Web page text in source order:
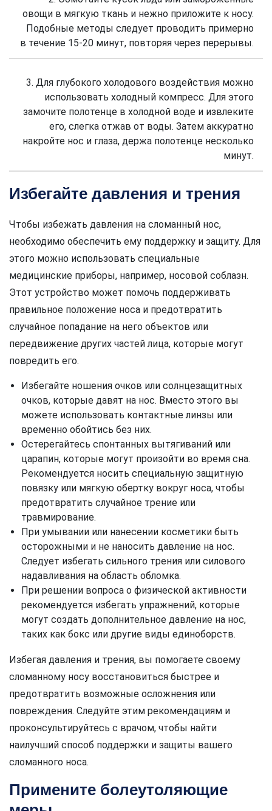
овощи в мягкую ткань и нежно приложите к носу.
Подобные методы следует проводить примерно
в течение 15-20 минут, повторяя через перерывы.
3. Для глубокого холодового воздействия можно
использовать холодный компресс. Для этого
замочите полотенце в холодной воде и извлеките
его, слегка отжав от воды. Затем аккуратно
накройте нос и глаза, держа полотенце несколько
минут.
Избегайте давления и трения
Чтобы избежать давления на сломанный нос,
необходимо обеспечить ему поддержку и защиту. Для
этого можно использовать специальные
медицинские приборы, например, носовой соблазн.
Этот устройство может помочь поддерживать
правильное положение носа и предотвратить
случайное попадание на него объектов или
передвижение других частей лица, которые могут
повредить его.
Избегайте ношения очков или солнцезащитных
очков, которые давят на нос. Вместо этого вы
можете использовать контактные линзы или
временно обойтись без них.
Остерегайтесь спонтанных вытягиваний или
царапин, которые могут произойти во время сна.
Рекомендуется носить специальную защитную
повязку или мягкую обертку вокруг носа, чтобы
предотвратить случайное трение или
травмирование.
При умывании или нанесении косметики быть
осторожными и не наносить давление на нос.
Следует избегать сильного трения или силового
надавливания на область обломка.
При решении вопроса о физической активности
рекомендуется избегать упражнений, которые
могут создать дополнительное давление на нос,
таких как бокс или другие виды единоборств.
Избегая давления и трения, вы помогаете своему
сломанному носу восстановиться быстрее и
предотвратить возможные осложнения или
повреждения. Следуйте этим рекомендациям и
проконсультируйтесь с врачом, чтобы найти
наилучший способ поддержки и защиты вашего
сломанного носа.
Примените болеутоляющие